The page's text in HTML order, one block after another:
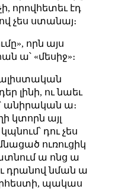
որովհետեւ էդ
չես ստանայ։
որն այս
ա՝ «մեսիջ»։
լինի, ու նաեւ
անիրական ա։
կտորն այլ
դու չես
ուռուցիկ
ա ոնց ա
դրանով նման ա
պակաս